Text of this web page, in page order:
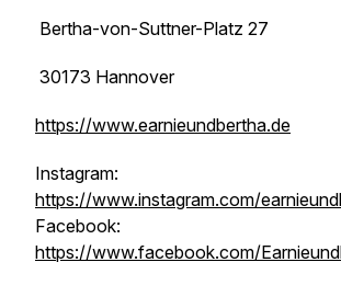
Bertha-von-Suttner-Platz 27
30173 Hannover
https://www.earnieundbertha.de
Instagram:
https://www.instagram.com/
Facebook:
https://www.facebook.com/